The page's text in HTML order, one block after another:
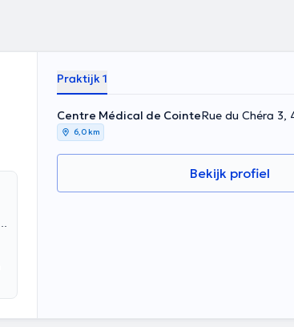
Praktijk 1
Centre Médical de CointeRue du Chéra
6,0 km
Bekijk profiel